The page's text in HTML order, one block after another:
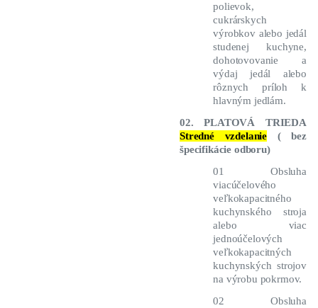
polievok,
cukrárskych
výrobkov alebo jedál
studenej kuchyne,
dohotovovanie a
výdaj jedál alebo
rôznych príloh k
hlavným jedlám.
02. PLATOVÁ TRIEDA
Stredné vzdelanie ( bez
špecifikácie odboru)
01 Obsluha
viacúčelového
veľkokapacitného
kuchynského stroja
alebo viac
jednoúčelových
veľkokapacitných
kuchynských strojov
na výrobu pokrmov.
02 Obsluha